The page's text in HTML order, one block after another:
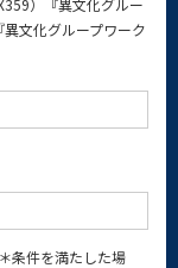
文化グループワーク
条件を満たした場